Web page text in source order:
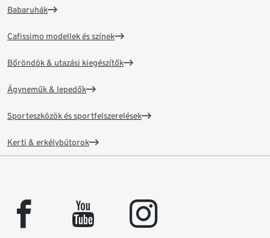
Babaruhák
Cafissimo modellek és színek
Bőröndök & utazási kiegészítők
Ágyneműk & lepedők
Sporteszközök és sportfelszerelések
Kerti & erkélybútorok
facebook youtube instagram